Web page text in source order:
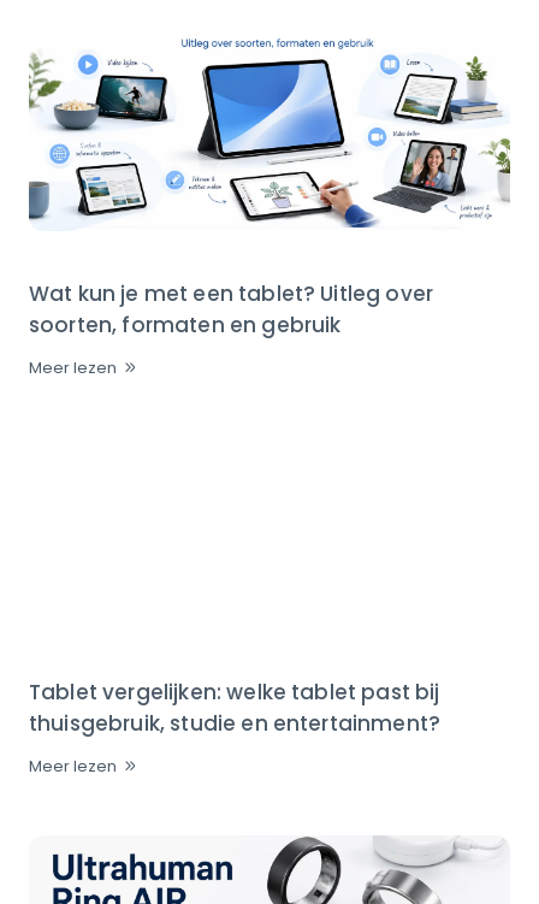
Wat kun je met een tablet? Uitleg over
soorten, formaten en gebruik
Meer lezen
Tablet vergelijken: welke tablet past bij
thuisgebruik, studie en entertainment?
Meer lezen